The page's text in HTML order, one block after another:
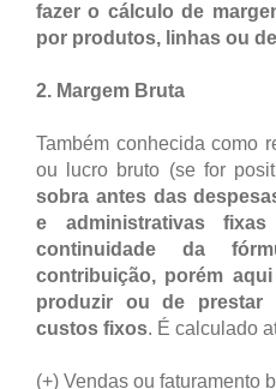
fazer o cálculo de
por produtos, linhas ou
2. Margem Bruta
Também conhecida como
ou lucro bruto (se for
sobra antes das
e administrativas
continuidade da
contribuição, porém
produzir ou de
custos fixos. É calculado
(+) Vendas ou faturamento